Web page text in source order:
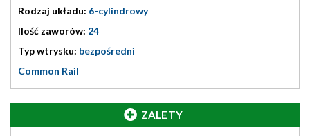
Rodzaj układu: 6-cylindrowy
Ilość zaworów: 24
Typ wtrysku: bezpośredni
Common Rail
ZALETY